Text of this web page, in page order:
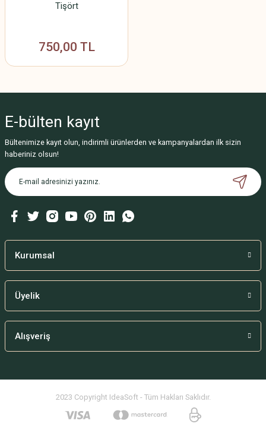
Tişört
750,00 TL
E-bülten kayıt
Bültenimize kayıt olun, indirimli ürünlerden ve kampanyalardan ilk sizin
haberiniz olsun!
Kurumsal
Üyelik
Alışveriş
2023 Copyright IdeaSoft - Tüm Hakları Saklıdır.